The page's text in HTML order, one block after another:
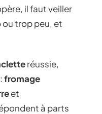
il faut veiller
ou trop peu, et
réussie,
fromage
et
à parts